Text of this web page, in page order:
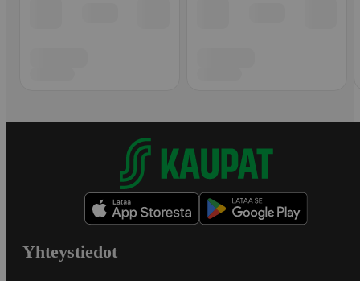
Yhteystiedot